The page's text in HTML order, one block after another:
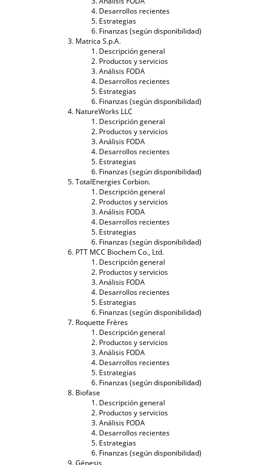
Desarrollos recientes
Estrategias
Finanzas (según disponibilidad)
Matrica S.p.A.
Descripción general
Productos y servicios
Análisis FODA
Desarrollos recientes
Estrategias
Finanzas (según disponibilidad)
NatureWorks LLC
Descripción general
Productos y servicios
Análisis FODA
Desarrollos recientes
Estrategias
Finanzas (según disponibilidad)
TotalEnergies Corbion.
Descripción general
Productos y servicios
Análisis FODA
Desarrollos recientes
Estrategias
Finanzas (según disponibilidad)
PTT MCC Biochem Co., Ltd.
Descripción general
Productos y servicios
Análisis FODA
Desarrollos recientes
Estrategias
Finanzas (según disponibilidad)
Roquette Frères
Descripción general
Productos y servicios
Análisis FODA
Desarrollos recientes
Estrategias
Finanzas (según disponibilidad)
Biofase
Descripción general
Productos y servicios
Análisis FODA
Desarrollos recientes
Estrategias
Finanzas (según disponibilidad)
Génesis